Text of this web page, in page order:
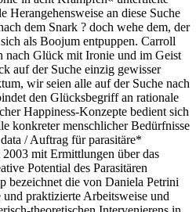
Herangehensweise an diese Suche
dem Snark ? doch wehe dem, der
als Boojum entpuppen. Carroll
nach Glück mit Ironie und im Geist
auf der Suche einzig gewisser
wir seien alle auf der Suche nach
den Glücksbegriff an rationale
Happiness-Konzepte bedient sich
konkreter menschlicher Bedürfnisse
/ Auftrag für parasitäre*
mit Ermittlungen über das
Potential des Parasitären
bezeichnet die von Daniela Petrini
praktizierte Arbeitsweise und